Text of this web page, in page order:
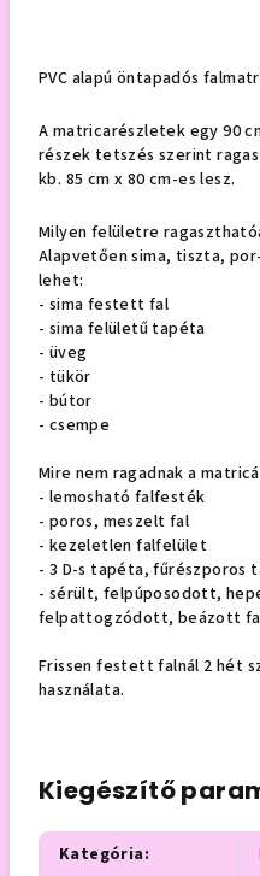
PVC alapú öntapadós
A matricarészletek egy 90
részek tetszés szerint
kb. 85 cm x 80 cm-es lesz.
Milyen felületre
Alapvetően sima, tiszta,
lehet:
- sima festett fal
- sima felületű tapéta
- üveg
- tükör
- bútor
- csempe
Mire nem ragadnak a
- lemosható falfesték
- poros, meszelt fal
- kezeletlen falfelület
- 3 D-s tapéta, fűrészporos
- sérült, felpúposodott,
felpattogzódott, beázott
Frissen festett falnál 2 hét
használata.
Kiegészítő
Kategória: